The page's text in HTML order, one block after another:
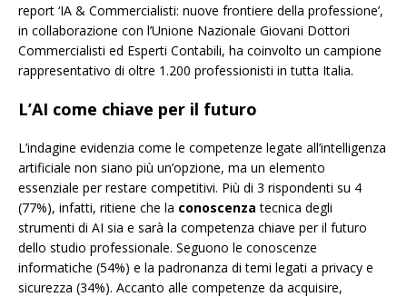
report ‘IA & Commercialisti: nuove frontiere della professione’,
in collaborazione con l’Unione Nazionale Giovani Dottori
Commercialisti ed Esperti Contabili, ha coinvolto un campione
rappresentativo di oltre 1.200 professionisti in tutta Italia.
L’AI come chiave per il futuro
L’indagine evidenzia come le competenze legate all’intelligenza
artificiale non siano più un’opzione, ma un elemento
essenziale per restare competitivi. Più di 3 rispondenti su 4
(77%), infatti, ritiene che la conoscenza tecnica degli
strumenti di AI sia e sarà la competenza chiave per il futuro
dello studio professionale. Seguono le conoscenze
informatiche (54%) e la padronanza di temi legati a privacy e
sicurezza (34%). Accanto alle competenze da acquisire,